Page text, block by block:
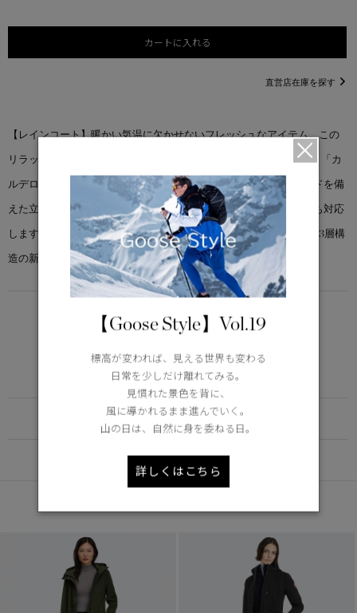
カートに入れる
直営店在庫を探す
【レインコート】暖かい気温に欠かせないフレッシュなアイテム。この
リラックス感のある上質な一着は、天気が良い日にも活躍します。 「カ
ルデロ レイン ジャケット」は、ウエストを絞るバックドローコードを備
えた立体的なシルエット。防水性100%を誇り、予測不能な天候にも対応
します。太ももの半ばまで丈感で、快適性と透湿性に優れた柔軟な3層構
造の新素材を使用しています。
LIGHTWEIGHT
5°C / -5°C
アクティブな活動に適した軽さ
Learn more about TEI
FUNCTION
DETAIL
【Goose Style】Vol.19
標高が変われば、見える世界も変わる
日常を少しだけ離れてみる。
見慣れた景色を背に、
風に導かれるまま進んでいく。
山の日は、自然に身を委ねる日。
詳しくはこちら